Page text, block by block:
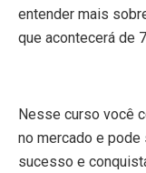
entender mais
que acontecerá de
Nesse curso você
no mercado e
sucesso e